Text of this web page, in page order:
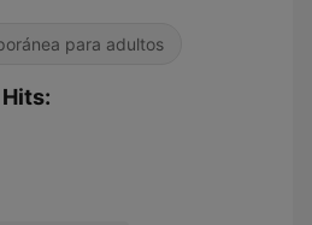
para adultos